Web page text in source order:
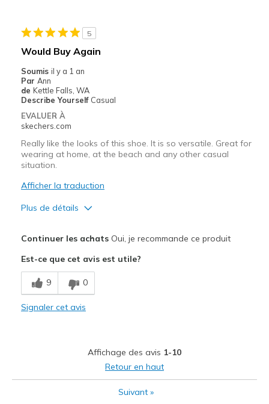
Pour sortir
Largeur
Opinion sur
Chaussures
Les chaussures sont faites pour
5
Would Buy Again
Soumis il y a 1 an
Par Ann
de Kettle Falls, WA
Describe Yourself Casual
EVALUER À
skechers.com
Really like the looks of this shoe. It is so versatile. Great for
wearing at home, at the beach and any other casual
situation.
Afficher la traduction
Plus de détails
Breathe Well
Comfortable
Feels true to width
Continuer les achatsOui, je recommande ce produit
Est-ce que cet avis est utile?
9 0
Signaler cet avis
Affichage des avis 1-10
Retour en haut
Suivant »